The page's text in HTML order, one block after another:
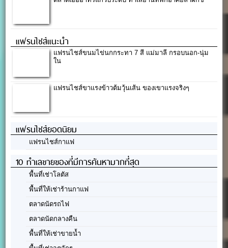
ตลาดเอื้ออาทรแก้วประดับ ทำเลย่านที่พักอาศัยลำผักชี
แฟรนไชส์แนะนำ
แฟรนไชส์ขนมไข่นกกระทา 7 สี แม่มาลี กรอบนอก-นุ่ม
ใน
แฟรนไชส์ขาแรงข้าวต้มวุ้นเส้น ของเขาแรงจริงๆ
แฟรนไชส์ยอดนิยม
แฟรนไชส์กาแฟ
10 ทำเลขายของที่มีการค้นหามากที่สุด
พื้นที่เช่าโลตัส
พื้นที่ให้เช่าร้านกาแฟ
ตลาดนัดรถไฟ
ตลาดนัดกลางคืน
พื้นที่ให้เช่าขายน้ำ